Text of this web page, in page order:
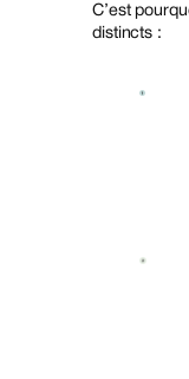
C’est
distincts :